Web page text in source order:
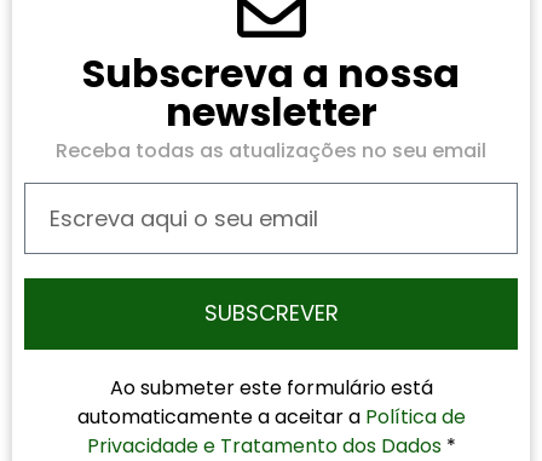
Subscreva a nossa
newsletter
Receba todas as atualizações no seu email
SUBSCREVER
Ao submeter este formulário está
automaticamente a aceitar a Política de
Privacidade e Tratamento dos Dados *